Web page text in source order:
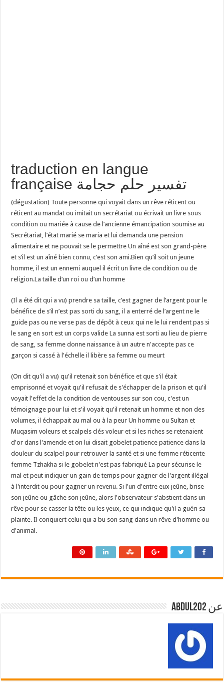
traduction en langue
française تفسير حلم حجامة
(dégustation) Toute personne qui voyait dans un rêve réticent ou
réticent au mandat ou imitait un secrétariat ou écrivait un livre sous
condition ou mariée à cause de l’ancienne émancipation soumise au
Secrétariat, l’état marié se maria et lui demanda une pension
alimentaire et ne pouvait se le permettre Un aîné est son grand-père
et s’il est un aîné bien connu, c’est son ami.Bien qu’il soit un jeune
homme, il est un ennemi auquel il écrit un livre de condition ou de
religion.La taille d’un roi ou d’un homme
(Il a été dit qui a vu) prendre sa taille, c’est gagner de l’argent pour le
bénéfice de s’il n’est pas sorti du sang, il a enterré de l’argent ne le
guide pas ou ne verse pas de dépôt à ceux qui ne le lui rendent pas si
le sang en sort est un corps valide La sunna est sorti au lieu de pierre
de sang, sa femme donne naissance à un autre n'accepte pas ce
garçon si cassé à l'échelle il libère sa femme ou meurt
(On dit qu'il a vu) qu'il retenait son bénéfice et que s'il était
emprisonné et voyait qu'il refusait de s'échapper de la prison et qu'il
voyait l'effet de la condition de ventouses sur son cou, c'est un
témoignage pour lui et s'il voyait qu'il retenait un homme et non des
volumes, il échappait au mal ou à la peur Un homme ou Sultan et
Muqasim voleurs et scalpels clés voleur et si les riches se retenaient
d'or dans l'amende et on lui disait gobelet patience patience dans la
douleur du scalpel pour retrouver la santé et si une femme réticente
femme Tzhakha si le gobelet n'est pas fabriqué La peur sécurise le
mal et peut indiquer un gain de temps pour gagner de l'argent illégal
à l'interdit ou pour gagner un revenu. Si l'un d'entre eux jeûne, brise
son jeûne ou gâche son jeûne, alors l'observateur s'abstient dans un
rêve pour se casser la tête ou les yeux, ce qui indique qu'il a guéri sa
plainte. Il conquiert celui qui a bu son sang dans un rêve d'homme ou
d'animal.
عن abdul202